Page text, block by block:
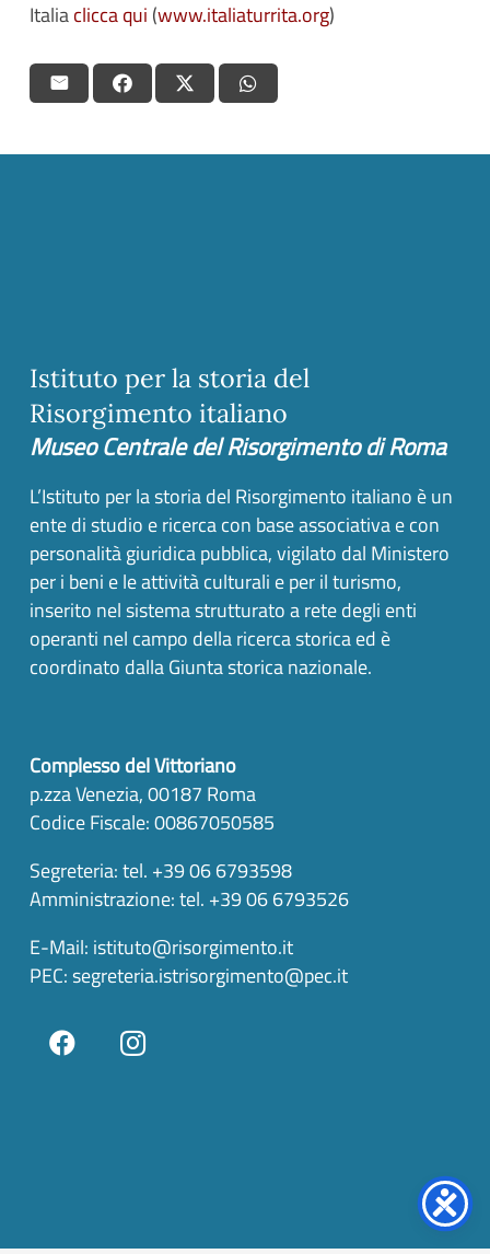
Italiaclicca qui (www.italiaturrita.org)
Istituto per la storia del
Risorgimento italiano
Museo Centrale del Risorgimento di Roma
L’Istituto per la storia del Risorgimento italiano è un
ente di studio e ricerca con base associativa e con
personalità giuridica pubblica, vigilato dal Ministero
per i beni e le attività culturali e per il turismo,
inserito nel sistema strutturato a rete degli enti
operanti nel campo della ricerca storica ed è
coordinato dalla Giunta storica nazionale.
Complesso del Vittoriano
p.zza Venezia, 00187 Roma
Codice Fiscale: 00867050585
Segreteria: tel. +39 06 6793598
Amministrazione: tel. +39 06 6793526
E-Mail: istituto@risorgimento.it
PEC:segreteria.istrisorgimento@pec.it